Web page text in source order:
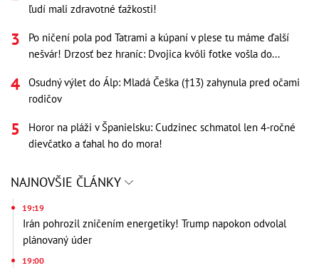
ľudí mali zdravotné ťažkosti!
Po ničení pola pod Tatrami a kúpaní v plese tu máme ďalší
nešvár! Drzosť bez hraníc: Dvojica kvôli fotke vošla do...
Osudný výlet do Álp: Mladá Češka (†13) zahynula pred očami
rodičov
Horor na pláži v Španielsku: Cudzinec schmatol len 4-ročné
dievčatko a ťahal ho do mora!
NAJNOVŠIE ČLÁNKY
19:19
Irán pohrozil zničením energetiky! Trump napokon odvolal
plánovaný úder
19:00